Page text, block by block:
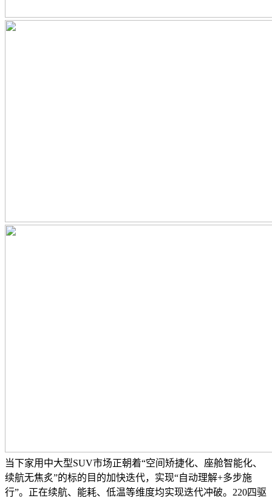
当下家用中大型SUV市场正朝着“空间矫捷化、座舱智能化、
续航无焦炙”的标的目的加快迭代，实现“自动理解+多步施
行”。正在续航、能耗、低温等维度均实现迭代冲破。220四驱